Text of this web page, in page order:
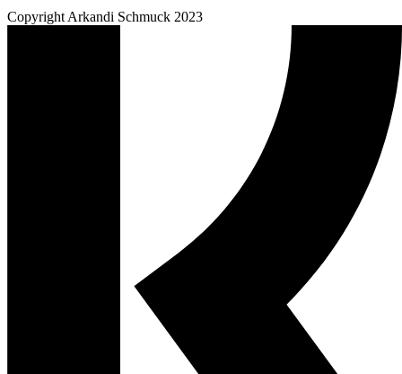
Copyright Arkandi Schmuck 2023